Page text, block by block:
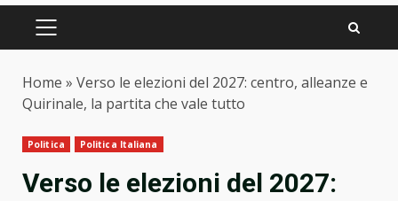
PRIMARY
Home » Verso le elezioni del 2027: centro, alleanze e
Quirinale, la partita che vale tutto
Politica Politica Italiana
Verso le elezioni del 2027: